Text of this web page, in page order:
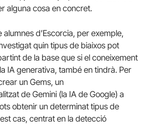
alguna cosa en concret.
d’Escorcia, per exemple,
quin tipus de biaixos pot
de la base que si el coneixement
IA generativa, també en tindrà. Per
un Gems, un
de Gemini (la IA de Google) a
obtenir un determinat tipus de
cas, centrat en la detecció